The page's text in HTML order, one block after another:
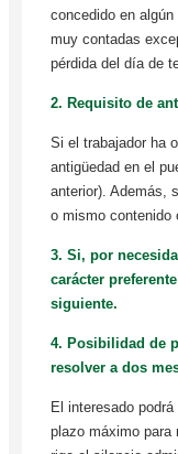
concedido en
muy contadas
pérdida del día de
2. Requisito de
Si el trabajador ha
antigüedad en el
anterior). Además,
o mismo contenido
3. Si, por
carácter
siguiente.
4. Posibilidad de
resolver a dos
El interesado
plazo máximo para